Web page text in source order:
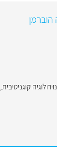
קוגניטיבית,